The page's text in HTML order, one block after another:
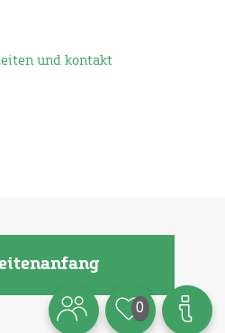
und kontakt
0